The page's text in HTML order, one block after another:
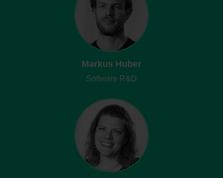
Markus Huber
Software R&D